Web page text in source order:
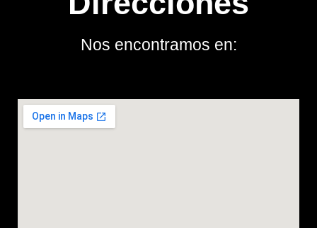
Nos encontramos en: